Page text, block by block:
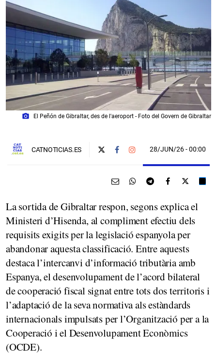
photo_camera El Peñón de Gibraltar, des de l'aeroport - Foto del Govern de Gibraltar
CATNOTICIAS.ES 28/JUN/26- 00:00
La sortida de Gibraltar respon, segons explica el
Ministeri d’Hisenda, al compliment efectiu dels
requisits exigits per la legislació espanyola per
abandonar aquesta classificació. Entre aquests
destaca l’intercanvi d’informació tributària amb
Espanya, el desenvolupament de l’acord bilateral
de cooperació fiscal signat entre tots dos territoris i
l’adaptació de la seva normativa als estàndards
internacionals impulsats per l’Organització per a la
Cooperació i el Desenvolupament Econòmics
(OCDE).